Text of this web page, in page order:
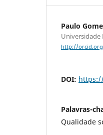
Paulo
Universidade
http://orcid.org/
DOI:
Palavras-
Qualidade